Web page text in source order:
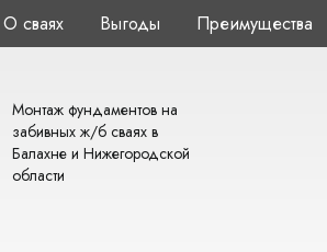
О сваях Выгоды Преимущества
Монтаж фундаментов на
забивных ж/б сваях в
Балахне и Нижегородской
области